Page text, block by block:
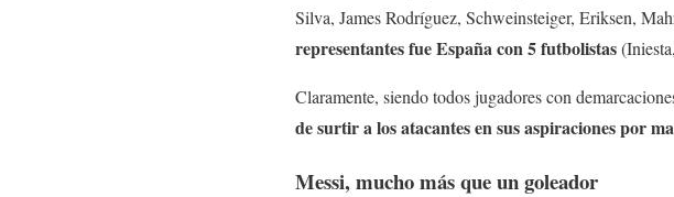
Silva, James Rodríguez, Schweinsteiger, Eriksen,
representantes fue España con 5 futbolistas
Claramente, siendo todos jugadores con
de surtir a los atacantes en sus aspiraciones por
Messi, mucho más que un goleador